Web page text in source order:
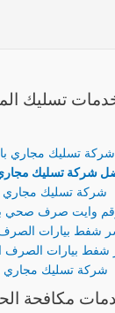
تسليك
شركة تسليك مجاري
شركة تسليك
شركة تسليك مجاري
وايت صرف صحي
شفط بيارات
شفط بيارات الصرف
شركة تسليك مجاري
مكافحة